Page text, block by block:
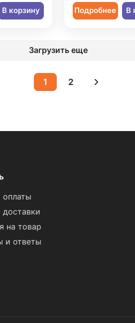
В корзину Подробнее В
Загрузить еще
1 2
оплаты
доставки
на товар
и ответы